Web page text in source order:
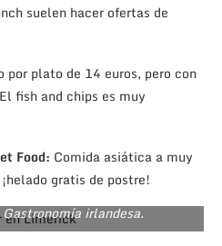
suelen hacer ofertas de
por plato de 14 euros, pero con
fish and chips es muy
Food: Comida asiática a muy
gratis de postre!
irlandesa.